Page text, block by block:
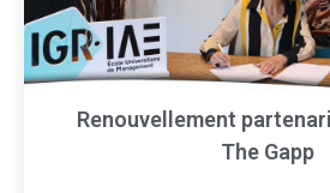
Renouvellement
The Gapp